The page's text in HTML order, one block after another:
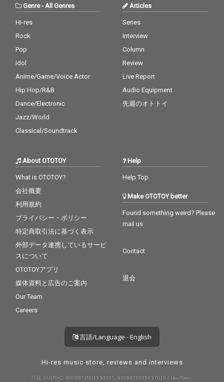
Genre-All Genres
Hi-res
Rock
Pop
Idol
Anime/Game/Voice Actor
Hip Hop/R&B
Dance/Electronic
Jazz/World
Classical/Soundtrack
Articles
Series
Interview
Column
Review
Live Report
Audio Equipment
先週のオトトイ
About OTOTOY
What is OTOTOY?
会社概要
利用規約
プライバシー・ポリシー
特定商取引法に基づく表示
外部データ連携しているサービ
スについて
OTOTOYアプリ
媒体資料と広告のご案内
Our Team
Careers
Help
Help Top
Make OTOTOY better
Found something weird? Please
mail us
Contact
退会
言語/Language - English
Hi-res music store, reviews and interviews
許諾 JASRAC: 9008872001Y30005, 9008872005Y37019 / NexTone: